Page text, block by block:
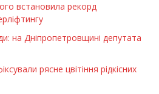
встановила рекорд
на Дніпропетровщині депутата
рясне цвітіння рідкісних